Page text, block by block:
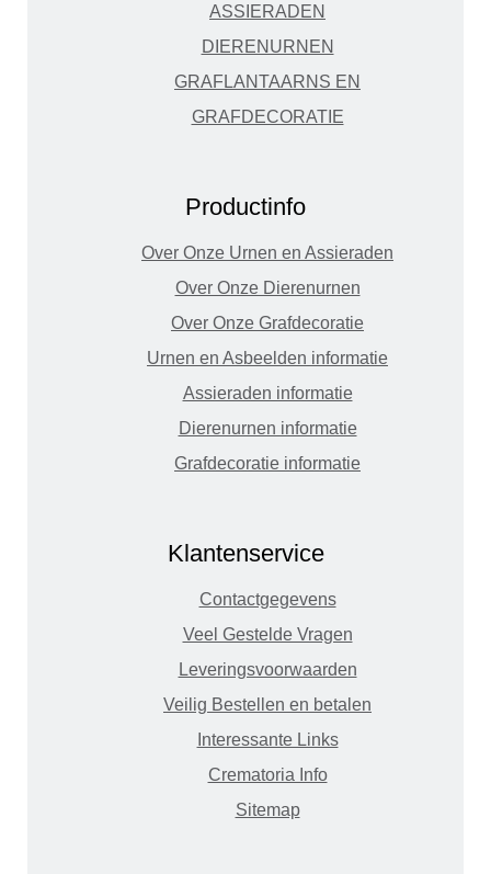
ASSIERADEN
DIERENURNEN
GRAFLANTAARNS EN
GRAFDECORATIE
Productinfo
Over Onze Urnen en Assieraden
Over Onze Dierenurnen
Over Onze Grafdecoratie
Urnen en Asbeelden informatie
Assieraden informatie
Dierenurnen informatie
Grafdecoratie informatie
Klantenservice
Contactgegevens
Veel Gestelde Vragen
Leveringsvoorwaarden
Veilig Bestellen en betalen
Interessante Links
Crematoria Info
Sitemap